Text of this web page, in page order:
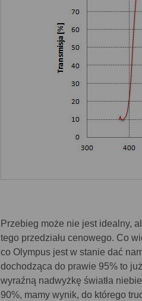
Przebieg może nie jest idealny,
tego przedziału cenowego. Co
co Olympus jest w stanie dać
dochodząca do prawie 95% to
wyraźną nadwyżkę światła
90%, mamy wynik, do którego